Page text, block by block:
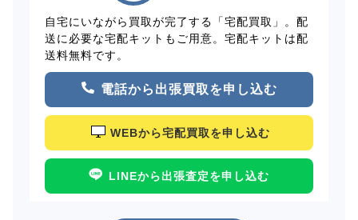
自宅にいながら買取が完了する「宅配買取」。配
送に必要な宅配キットもご用意。宅配キットは配
送料無料です。
電話から出張買取を申し込む
WEBから宅配買取を申し込む
LINEから出張査定を申し込む